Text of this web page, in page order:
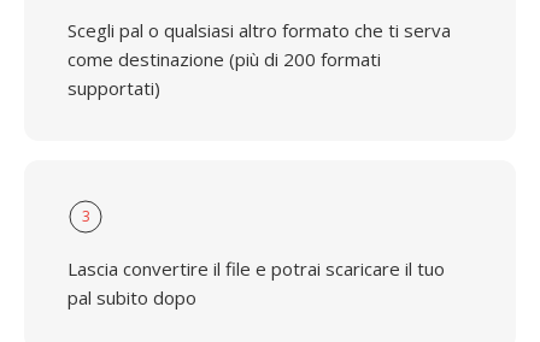
Scegli pal o qualsiasi altro formato che ti serva
come destinazione (più di 200 formati
supportati)
3
Lascia convertire il file e potrai scaricare il tuo
pal subito dopo